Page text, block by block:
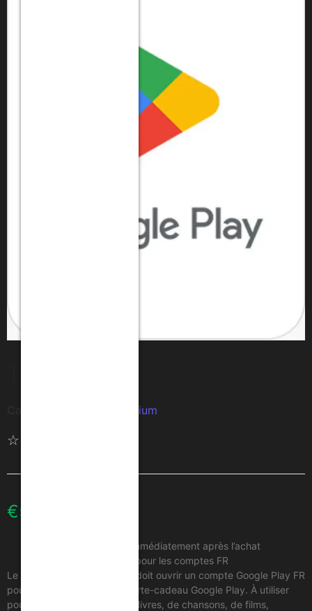
Service Premium
☆
€59.99
Obtenez votre code immédiatement après l’achat
Uniquement utilisable pour les comptes FR
Le bénéficiaire doit avoir ou doit ouvrir un compte Google Play FR
pour pouvoir utiliser cette carte-cadeau Google Play. À utiliser
pour acheter des millions de livres, de chansons, de films,